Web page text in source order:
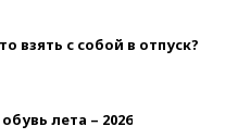
взять с собой в отпуск?
лета – 2026